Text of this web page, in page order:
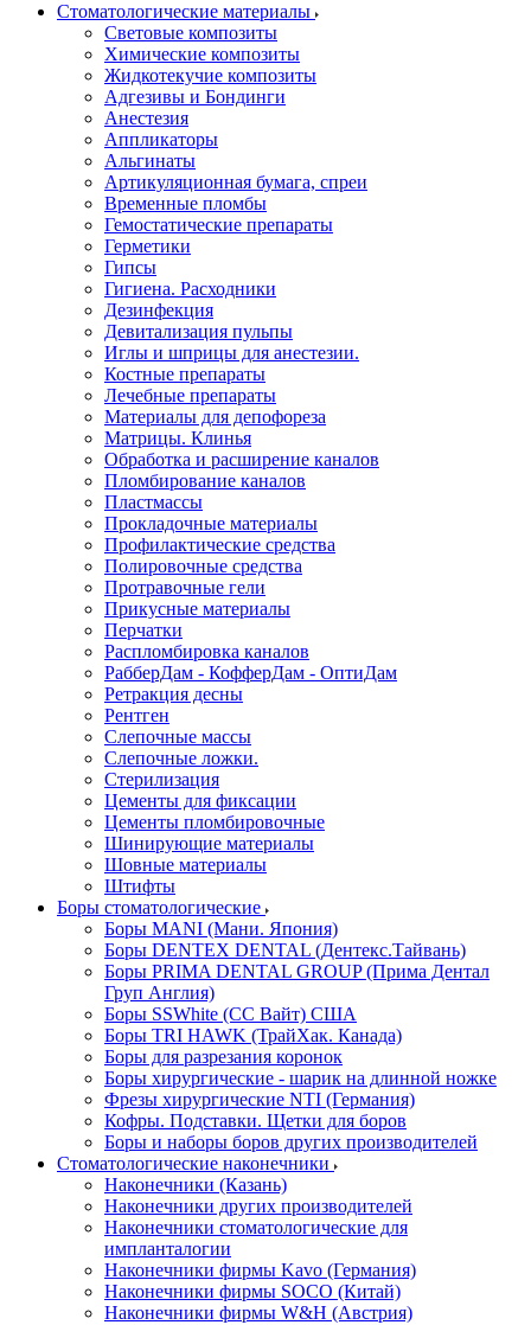
Стоматологические материалы
Световые композиты
Химические композиты
Жидкотекучие композиты
Адгезивы и Бондинги
Анестезия
Аппликаторы
Альгинаты
Артикуляционная бумага, спреи
Временные пломбы
Гемостатические препараты
Герметики
Гипсы
Гигиена. Расходники
Дезинфекция
Девитализация пульпы
Иглы и шприцы для анестезии.
Костные препараты
Лечебные препараты
Материалы для депофореза
Матрицы. Клинья
Обработка и расширение каналов
Пломбирование каналов
Пластмассы
Прокладочные материалы
Профилактические средства
Полировочные средства
Протравочные гели
Прикусные материалы
Перчатки
Распломбировка каналов
РабберДам - КофферДам - ОптиДам
Ретракция десны
Рентген
Слепочные массы
Слепочные ложки.
Стерилизация
Цементы для фиксации
Цементы пломбировочные
Шинирующие материалы
Шовные материалы
Штифты
Боры стоматологические
Боры MANI (Мани. Япония)
Боры DENTEX DENTAL (Дентекс.Тайвань)
Боры PRIMA DENTAL GROUP (Прима Дентал
Груп Англия)
Боры SSWhite (СС Вайт) США
Боры TRI HAWK (ТрайХак. Канада)
Боры для разрезания коронок
Боры хирургические - шарик на длинной ножке
Фрезы хирургические NTI (Германия)
Кофры. Подставки. Щетки для боров
Боры и наборы боров других производителей
Стоматологические наконечники
Наконечники (Казань)
Наконечники других производителей
Наконечники стоматологические для
импланталогии
Наконечники фирмы Kavo (Германия)
Наконечники фирмы SOCO (Китай)
Наконечники фирмы W&H (Австрия)